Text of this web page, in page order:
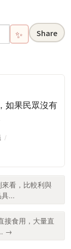
✨ Share
如果民眾沒有
看，比較利與
...
接食用，大量直
→